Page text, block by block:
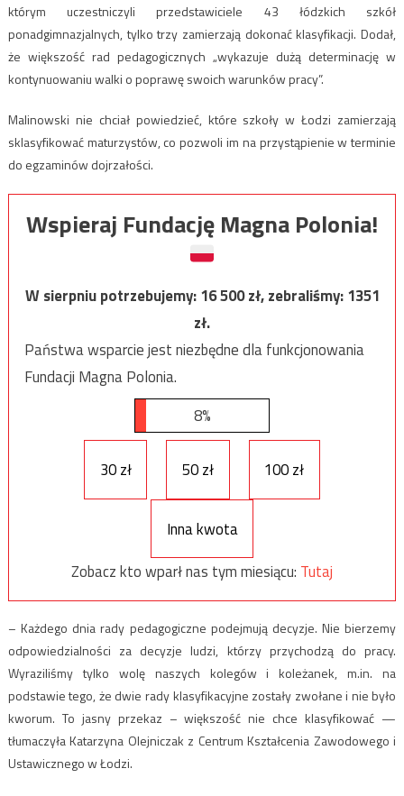
którym uczestniczyli przedstawiciele 43 łódzkich szkół
ponadgimnazjalnych, tylko trzy zamierzają dokonać klasyfikacji. Dodał,
że większość rad pedagogicznych „wykazuje dużą determinację w
kontynuowaniu walki o poprawę swoich warunków pracy”.
Malinowski nie chciał powiedzieć, które szkoły w Łodzi zamierzają
sklasyfikować maturzystów, co pozwoli im na przystąpienie w terminie
do egzaminów dojrzałości.
Wspieraj Fundację Magna Polonia!
W sierpniu potrzebujemy:16 500zł, zebraliśmy:1351
zł.
Państwa wsparcie jest niezbędne dla funkcjonowania
Fundacji Magna Polonia.
8%
30 zł 50 zł 100 zł
Inna kwota
Zobacz kto wparł nas tym miesiącu: Tutaj
– Każdego dnia rady pedagogiczne podejmują decyzje. Nie bierzemy
odpowiedzialności za decyzje ludzi, którzy przychodzą do pracy.
Wyraziliśmy tylko wolę naszych kolegów i koleżanek, m.in. na
podstawie tego, że dwie rady klasyfikacyjne zostały zwołane i nie było
kworum. To jasny przekaz – większość nie chce klasyfikować —
tłumaczyła Katarzyna Olejniczak z Centrum Kształcenia Zawodowego i
Ustawicznego w Łodzi.